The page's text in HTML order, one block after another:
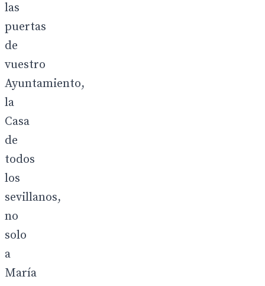
las
puertas
de
vuestro
Ayuntamiento,
la
Casa
de
todos
los
sevillanos,
no
solo
a
María